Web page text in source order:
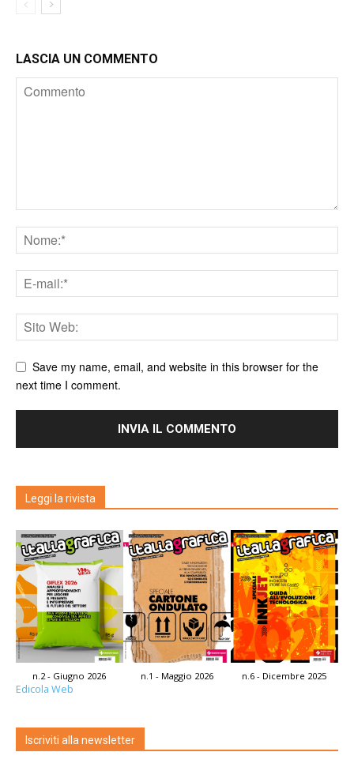
LASCIA UN COMMENTO
Save my name, email, and website in this browser for the
next time I comment.
Leggi la rivista
n.2 - Giugno 2026 n.1 - Maggio 2026 n.6 - Dicembre 2025
Edicola Web
Iscriviti alla newsletter